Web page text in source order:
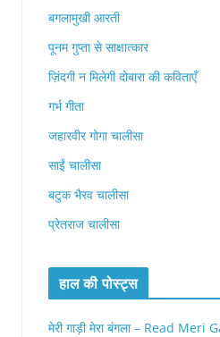
बगलामुखी आरती
पूनम गुप्ता से साक्षात्कार
ज़िंदगी न मिलेगी दोबारा की कविताएँ
गर्भ गीता
जहारवीर गोगा चालीसा
साईं चालीसा
बटुक भैरव चालीसा
प्रेतराज चालीसा
हाल की पोस्ट्स
मेरी गाड़ी मेरा बंगला – Read